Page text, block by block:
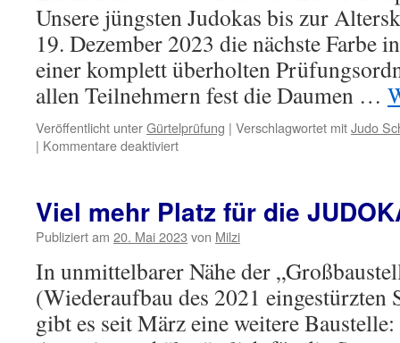
Unsere jüngsten Judokas bis zur
19. Dezember 2023 die nächste Farbe
einer komplett überholten
allen Teilnehmern fest die Daumen …
Veröffentlicht unterGürtelprüfung | Verschlagwortet mitJudo
| Kommentare deaktiviertfür
🥋
Viel mehr Platz für die
Publiziert am 20. Mai 2023 von Milzi
In unmittelbarer Nähe der
(Wiederaufbau des 2021 eingestürzten
gibt es seit März eine weitere